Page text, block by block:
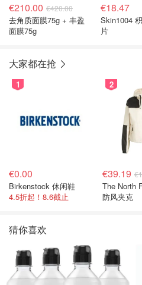
€210.00 €420.00
去角质面膜75g + 丰盈
面膜75g
€18.47
Skin1004
片
大家都在抢
1
€0.00
Birkenstock 休闲鞋
4.5折起！8.6截止
2
€39.19
The North
防风夹克
猜你喜欢